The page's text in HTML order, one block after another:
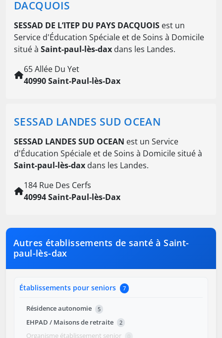
DACQUOIS
SESSAD DE L’ITEP DU PAYS DACQUOIS est un
Service d'Éducation Spéciale et de Soins à Domicile
situé à Saint-paul-lès-dax dans les Landes.
65 Allée Du Yet
40990 Saint-Paul-lès-Dax
SESSAD LANDES SUD OCEAN
SESSAD LANDES SUD OCEAN est un Service
d'Éducation Spéciale et de Soins à Domicile situé à
Saint-paul-lès-dax dans les Landes.
184 Rue Des Cerfs
40994 Saint-Paul-lès-Dax
Autres établissements de santé à Saint-
paul-lès-dax
Établissements pour seniors 7
Résidence autonomie 5
EHPAD / Maisons de retraite 2
Organisme établissement senior 0